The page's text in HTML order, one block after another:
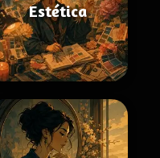
Estética